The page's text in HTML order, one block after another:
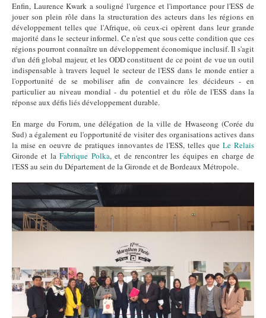
Enfin, Laurence Kwark a souligné l'urgence et l'importance pour l'ESS de
jouer son plein rôle dans la structuration des acteurs dans les régions en
développement telles que l'Afrique, où ceux-ci opèrent dans leur grande
majorité dans le secteur informel. Ce n'est que sous cette condition que ces
régions pourront connaître un développement économique inclusif. Il s'agit
d'un défi global majeur, et les ODD constituent de ce point de vue un outil
indispensable à travers lequel le secteur de l'ESS dans le monde entier a
l'opportunité de se mobiliser afin de convaincre les décideurs - en
particulier au niveau mondial - du potentiel et du rôle de l'ESS dans la
réponse aux défis liés développement durable.
En marge du Forum, une délégation de la ville de Hwaseong (Corée du
Sud) a également eu l'opportunité de visiter des organisations actives dans
la mise en oeuvre de pratiques innovantes de l'ESS, telles queLe Relais
Gironde et laFabrique Polka, et de rencontrer les équipes en charge de
l'ESS au sein du Département de la Gironde et de Bordeaux Métropole.
Hwaseong.jpg